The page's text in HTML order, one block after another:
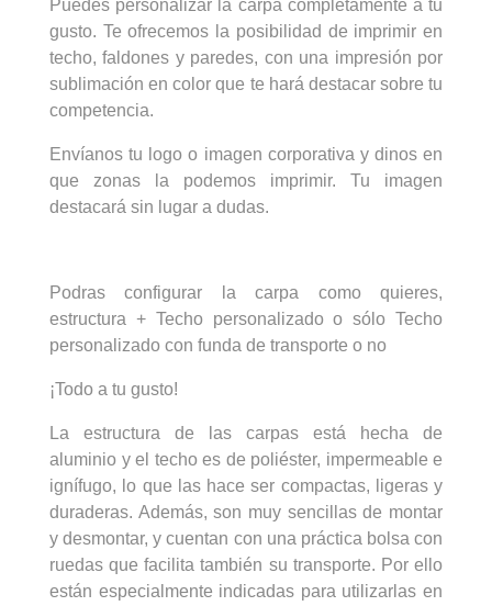
Puedes personalizar la carpa completamente a tu
gusto. Te ofrecemos la posibilidad de imprimir en
techo, faldones y paredes, con una impresión por
sublimación en color que te hará destacar sobre tu
competencia.
Envíanos tu logo o imagen corporativa y dinos en
que zonas la podemos imprimir. Tu imagen
destacará sin lugar a dudas.
Podras configurar la carpa como quieres,
estructura + Techo personalizado o sólo Techo
personalizado con funda de transporte o no
¡Todo a tu gusto!
La estructura de las carpas está hecha de
aluminio y el techo es de poliéster, impermeable e
ignífugo, lo que las hace ser compactas, ligeras y
duraderas. Además, son muy sencillas de montar
y desmontar, y cuentan con una práctica bolsa con
ruedas que facilita también su transporte. Por ello
están especialmente indicadas para utilizarlas en